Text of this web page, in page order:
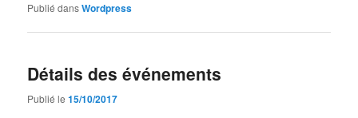
Publié dansWordpress
Détails des événements
Publié le15/10/2017